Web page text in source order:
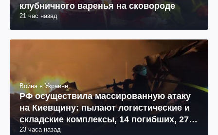
клубничного варенья на сковороде
21 час назад
Война в Украине
РФ осуществила массированную атаку
на Киевщину: пылают логистические и
складские комплексы, 14 погибших, 27
раненых (фото, видео)
23 часа назад